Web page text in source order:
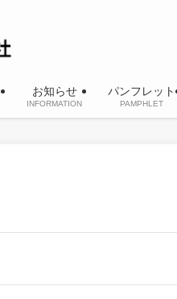
お知らせ
INFORMATION
パンフレット
PAMPHLET